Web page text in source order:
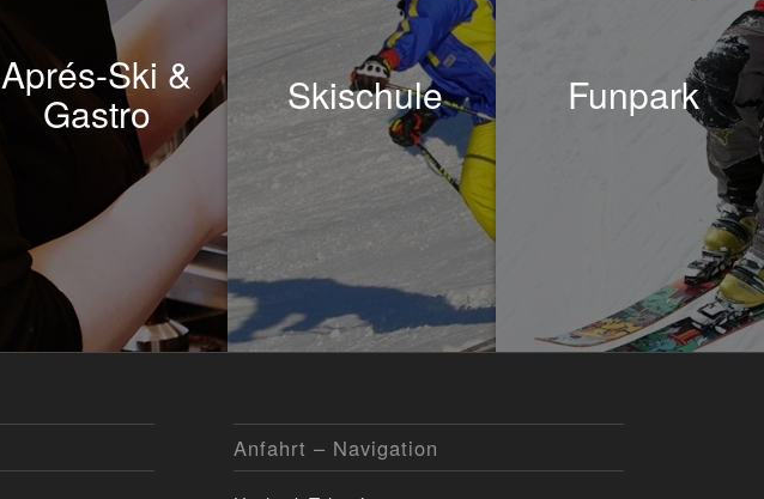
Aprés-Ski &
Gastro Skischule Funpark
Anfahrt – Navigation